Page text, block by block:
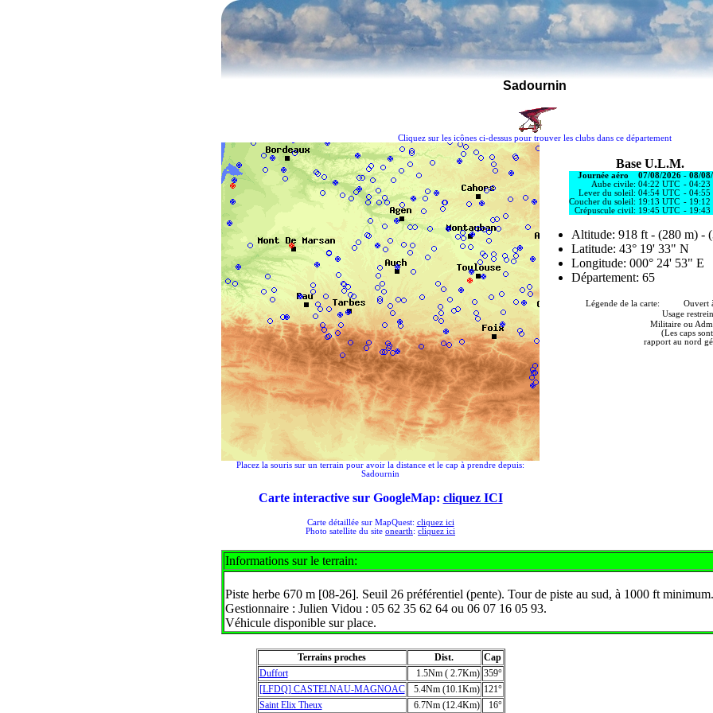
Sadournin
Cliquez sur les icônes ci-dessus pour trouver les clubs dans ce département
Base U.L.M.
Journée aéro 07/08/2026- 08/
Aube civile: 04:22 UTC - 04:23
Lever du soleil: 04:54 UTC - 04:55
Coucher du soleil: 19:13 UTC - 19:12
Crépuscule civil: 19:45 UTC - 19:43
Altitude: 918 ft - (280 m) -
Latitude: 43° 19' 33" N
Longitude: 000° 24' 53" E
Département: 65
Légende de la carte: Ouvert à
Usage
Militaire ou
(Les caps
rapport au nord
Placez la souris sur un terrain pour avoir la distance et le cap à prendre depuis:
Sadournin
Carte interactive sur GoogleMap: cliquez ICI
Carte détaillée sur MapQuest: cliquez ici
Photo satellite du site onearth: cliquez ici
Informations sur le terrain:
Piste herbe 670 m [08-26]. Seuil 26 préférentiel (pente). Tour de piste au sud, à 1000 ft minimum.
Gestionnaire : Julien Vidou : 05 62 35 62 64 ou 06 07 16 05 93.
Véhicule disponible sur place.
Terrains proches Dist.
Cap
Duffort
1.5Nm ( 2.7Km) 359°
[LFDQ] CASTELNAU-MAGNOAC
5.4Nm (10.1Km) 121°
Saint Elix Theux
6.7Nm (12.4Km) 16°